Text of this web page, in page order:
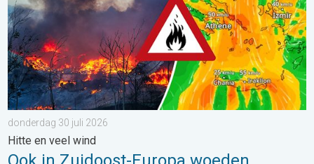
donderdag 30 juli 2026
Hitte en veel wind